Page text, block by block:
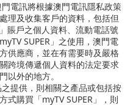
門電訊將根據澳門電訊隱私政策
理及收集客戶的資料，包括但
」賬戶之個人資料、流動電話號
myTV SUPER 」之使用，澳門電
供應商，並在有需要時及嚴格
跨境傳遞個人資料的法定要求
以外的地方。
之提供，則相關之產品或包括按
式購買「myTV SUPER 」，則